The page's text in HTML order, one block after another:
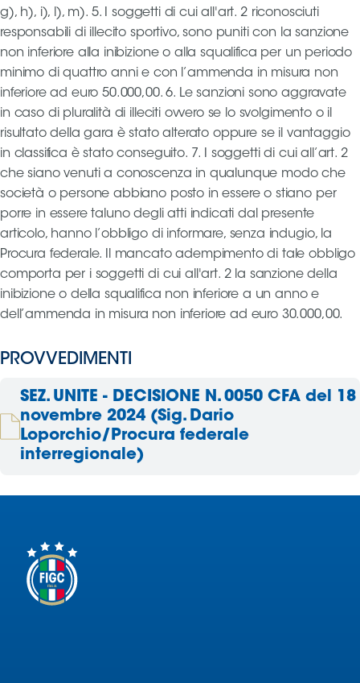
g), h), i), l), m). 5. I soggetti di cui all'art. 2 riconosciuti
responsabili di illecito sportivo, sono puniti con la sanzione
non inferiore alla inibizione o alla squalifica per un periodo
minimo di quattro anni e con l’ammenda in misura non
inferiore ad euro 50.000,00. 6. Le sanzioni sono aggravate
in caso di pluralità di illeciti ovvero se lo svolgimento o il
risultato della gara è stato alterato oppure se il vantaggio
in classifica è stato conseguito. 7. I soggetti di cui all’art. 2
che siano venuti a conoscenza in qualunque modo che
società o persone abbiano posto in essere o stiano per
porre in essere taluno degli atti indicati dal presente
articolo, hanno l’obbligo di informare, senza indugio, la
Procura federale. Il mancato adempimento di tale obbligo
comporta per i soggetti di cui all'art. 2 la sanzione della
inibizione o della squalifica non inferiore a un anno e
dell’ammenda in misura non inferiore ad euro 30.000,00.
PROVVEDIMENTI
SEZ. UNITE - DECISIONE N. 0050 CFA del 18
novembre 2024 (Sig. Dario
Loporchio/Procura federale
interregionale)